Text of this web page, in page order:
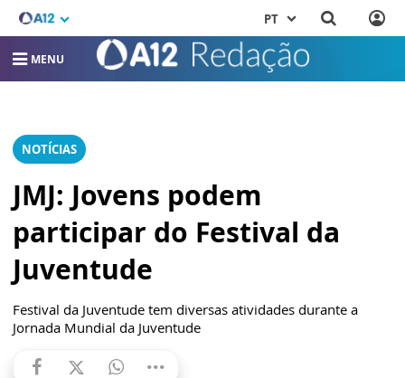
PT
MENU
NOTÍCIAS
JMJ: Jovens podem
participar do Festival da
Juventude
Festival da Juventude tem diversas atividades durante a
Jornada Mundial da Juventude